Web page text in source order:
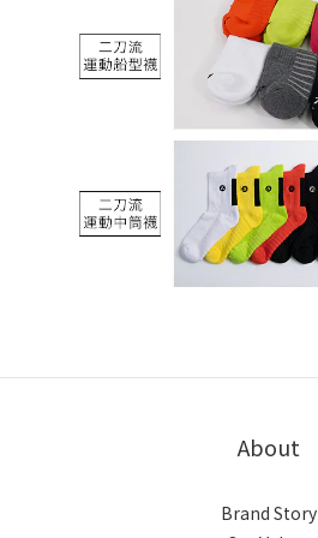
About
Brand Story